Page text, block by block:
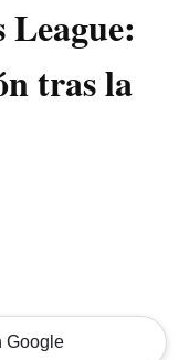
tras la
Google